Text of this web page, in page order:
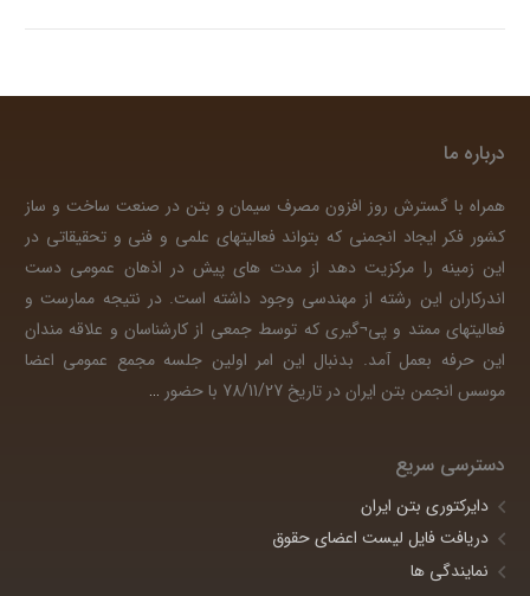
درباره ما
همراه با گسترش روز افزون مصرف سیمان و بتن در صنعت ساخت و ساز
کشور فکر ایجاد انجمنی که بتواند فعالیتهای علمی و فنی و تحقیقاتی در
این زمینه را مرکزیت دهد از مدت های پیش در اذهان عمومی دست
اندرکاران این رشته از مهندسی وجود داشته است. در نتیجه ممارست و
فعالیتهای ممتد و پی¬گیری که توسط جمعی از کارشناسان و علاقه مندان
این حرفه بعمل آمد. بدنبال این امر اولین جلسه مجمع عمومی اعضا
موسس انجمن بتن ایران در تاریخ 78/11/27 با حضور
…
دسترسی سریع
دایرکتوری بتن ایران
دریافت فایل لیست اعضای حقوق
نمایندگی ها